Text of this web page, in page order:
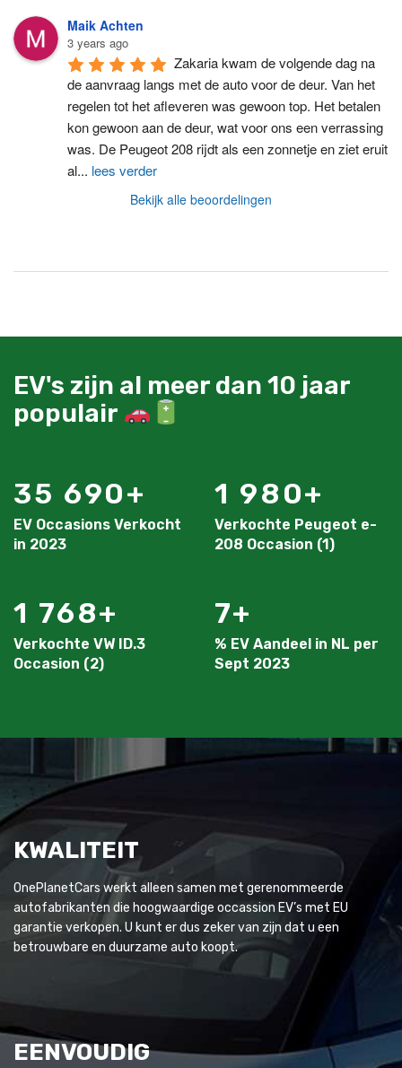
Maik Achten
3 years ago
Zakaria kwam de volgende dag na
de aanvraag langs met de auto voor de deur. Van het
regelen tot het afleveren was gewoon top. Het betalen
kon gewoon aan de deur, wat voor ons een verrassing
was. De Peugeot 208 rijdt als een zonnetje en ziet eruit
al... lees verder
Bekijk alle beoordelingen
EV's zijn al meer dan 10 jaar
populair
35 690
EV Occasions Verkocht
in 2023
1 980
Verkochte Peugeot e-
208 Occasion (1)
1 768
Verkochte VW ID.3
Occasion (2)
7
% EV Aandeel in NL per
Sept 2023
KWALITEIT
OnePlanetCars werkt alleen samen met gerenommeerde
autofabrikanten die hoogwaardige occassion EV’s met EU
garantie verkopen. U kunt er dus zeker van zijn dat u een
betrouwbare en duurzame auto koopt.
EENVOUDIG